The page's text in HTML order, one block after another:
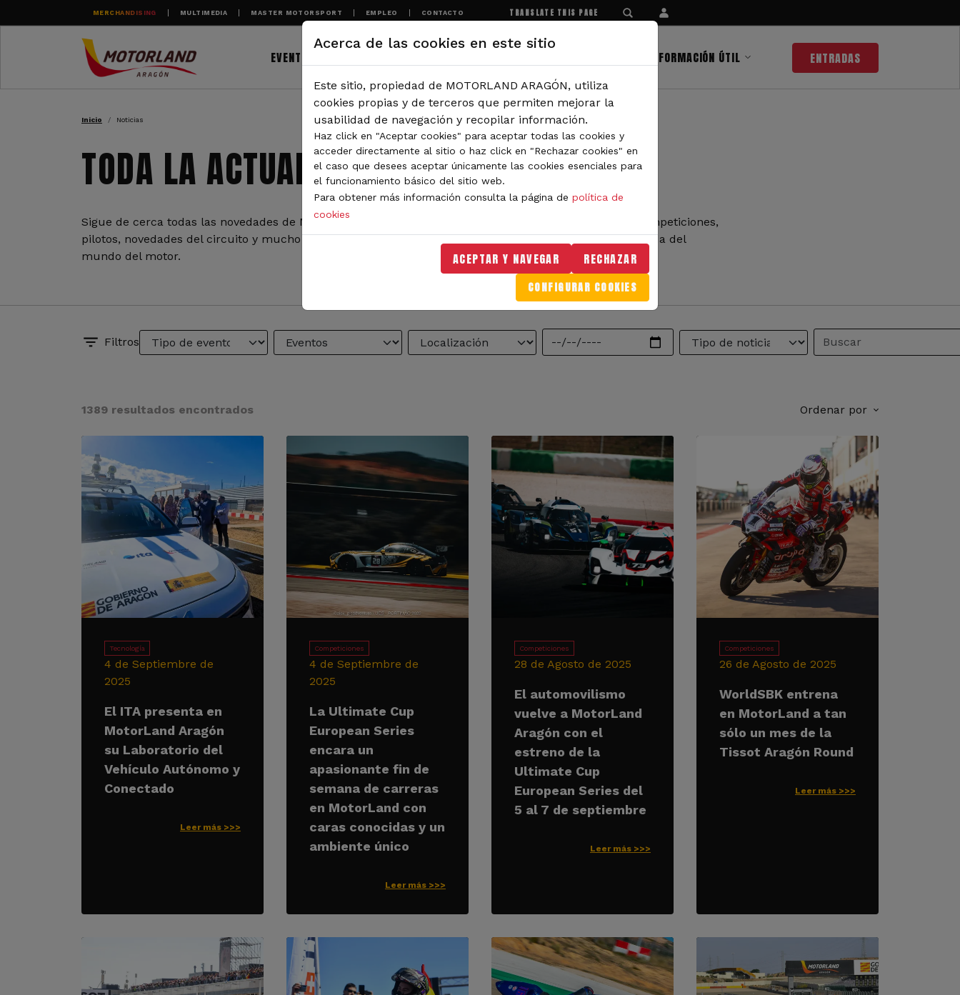
Pasar al contenido principal
MERCHANDISING MULTIMEDIA MASTER MOTORSPORT EMPLEO CONTACTO TRANSLATE THIS PAGE
EVENTOS INFORMACIÓN ÚTIL ENTRADAS
RUTA DE NAVEGACIÓN
Inicio Noticias
TODA LA ACTUALIDAD DE MOTORLAND
Sigue de cerca todas las novedades de MotorLand Aragón. Aquí encontrarás noticias sobre eventos, competiciones,
pilotos, novedades del circuito y mucho más. Filtra por categoría o tipo de contenido y no te pierdas nada del
mundo del motor.
Filtros
1389 resultados encontrados Ordenar por
Tecnología
4 de Septiembre de
2025
El ITA presenta en
MotorLand Aragón
su Laboratorio del
Vehículo Autónomo y
Conectado
Leer más >>>
Competiciones
4 de Septiembre de
2025
La Ultimate Cup
European Series
encara un
apasionante fin de
semana de carreras
en MotorLand con
caras conocidas y un
ambiente único
Leer más >>>
Competiciones
28 de Agosto de 2025
El automovilismo
vuelve a MotorLand
Aragón con el
estreno de la
Ultimate Cup
European Series del
5 al 7 de septiembre
Leer más >>>
Competiciones
26 de Agosto de 2025
WorldSBK entrena
en MotorLand a tan
sólo un mes de la
Tissot Aragón Round
Leer más >>>
Acerca de las cookies en este sitio
Este sitio, propiedad de MOTORLAND ARAGÓN, utiliza
cookies propias y de terceros que permiten mejorar la
usabilidad de navegación y recopilar información.
Haz click en "Aceptar cookies" para aceptar todas las cookies y
acceder directamente al sitio o haz click en "Rechazar cookies" en
el caso que desees aceptar únicamente las cookies esenciales para
el funcionamiento básico del sitio web.
Para obtener más información consulta la página de política de
cookies
ACEPTAR Y NAVEGAR RECHAZAR
CONFIGURAR COOKIES